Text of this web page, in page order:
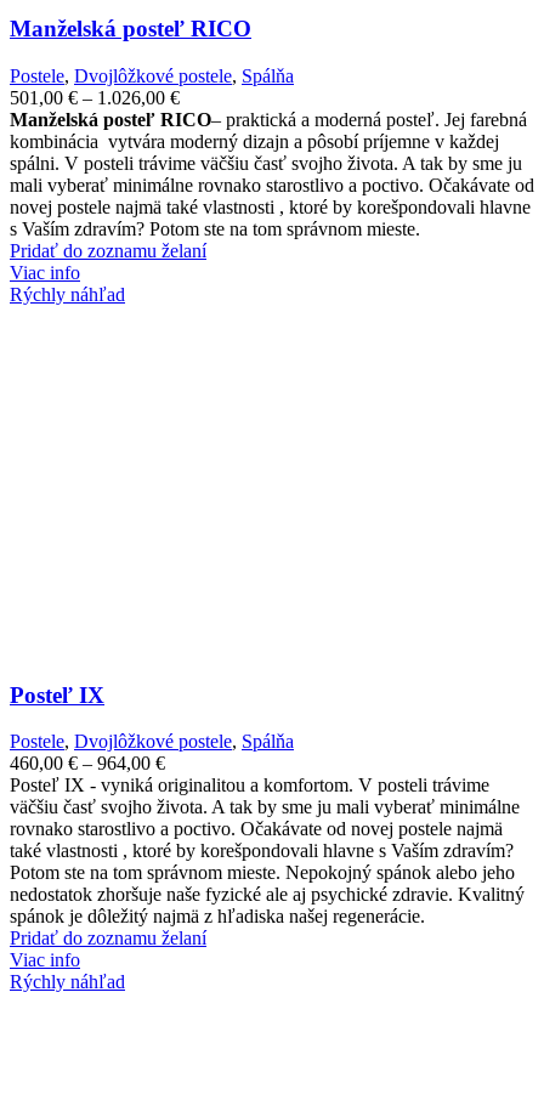
Manželská posteľ RICO
Postele, Dvojlôžkové postele, Spálňa
501,00 € – 1.026,00 €Price
range:
501,00 €
through
1.026,00 €
Manželská posteľ RICO– praktická a moderná posteľ. Jej farebná
kombinácia vytvára moderný dizajn a pôsobí príjemne v každej
spálni. V posteli trávime väčšiu časť svojho života. A tak by sme ju
mali vyberať minimálne rovnako starostlivo a poctivo. Očakávate od
novej postele najmä také vlastnosti , ktoré by korešpondovali hlavne
s Vaším zdravím? Potom ste na tom správnom mieste.
Pridať do zoznamu želaní
Viac info
Rýchly náhľad
Posteľ IX
Postele, Dvojlôžkové postele, Spálňa
460,00 € – 964,00 €Price
range:
460,00 €
through
964,00 €
Posteľ IX - vyniká originalitou a komfortom. V posteli trávime
väčšiu časť svojho života. A tak by sme ju mali vyberať minimálne
rovnako starostlivo a poctivo. Očakávate od novej postele najmä
také vlastnosti , ktoré by korešpondovali hlavne s Vaším zdravím?
Potom ste na tom správnom mieste. Nepokojný spánok alebo jeho
nedostatok zhoršuje naše fyzické ale aj psychické zdravie. Kvalitný
spánok je dôležitý najmä z hľadiska našej regenerácie.
Pridať do zoznamu želaní
Viac info
Rýchly náhľad